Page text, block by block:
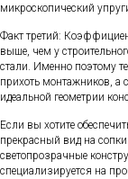
микроскопический
Факт третий:
выше, чем у
стали. Именно поэтому
прихоть монтажников, а
идеальной геометрии
Если вы хотите
прекрасный вид на
светопрозрачные
специализируется на